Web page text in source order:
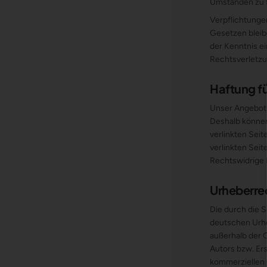
Umständen
Gesetzen
der Kenntnis
Haftung
Unser
Deshalb
verlinkten
verlinkten
Rechtswidrige
Die durch die
deutschen
außerhalb der
Autors bzw.
kommerziellen